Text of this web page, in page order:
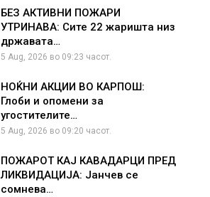
БЕЗ АКТИВНИ ПОЖАРИ
УТРИНАВА: Сите 22 жаришта низ
државата…
5 Aug, 2026 во 09:23 часот.
НОЌНИ АКЦИИ ВО КАРПОШ:
Глоби и опомени за
угостителите…
5 Aug, 2026 во 09:20 часот.
ПОЖАРОТ КАЈ КАВАДАРЦИ ПРЕД
ЛИКВИДАЦИЈА: Јанчев се
сомнева…